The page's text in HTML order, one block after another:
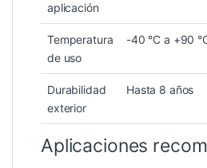
aplicación
Temperatura
de uso
-40 °C a +90
Durabilidad
exterior
Hasta 8 años
Aplicaciones